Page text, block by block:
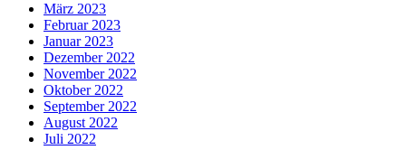
März 2023
Februar 2023
Januar 2023
Dezember 2022
November 2022
Oktober 2022
September 2022
August 2022
Juli 2022